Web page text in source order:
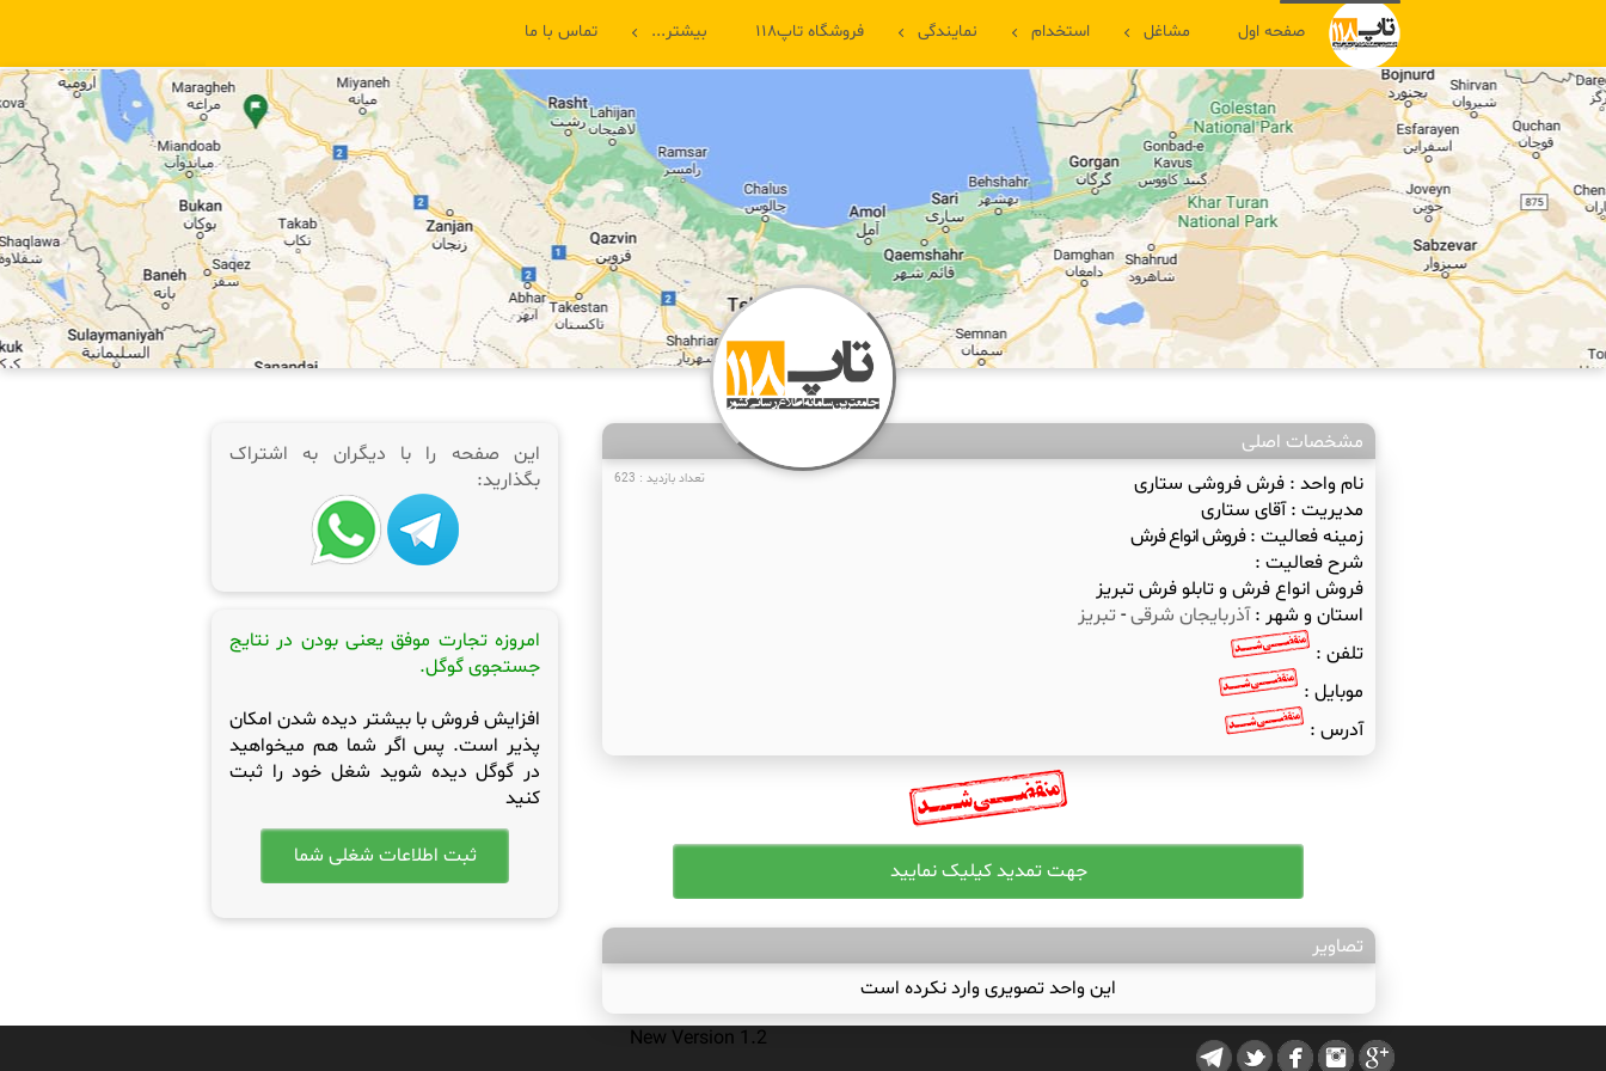
صفحه اول مشاغل استخدام نمایندگی فروشگاه تاپ۱۱۸ بیشتر... تماس با ما
مشخصات اصلی
تعداد بازدید : 623 نام واحد :فرش فروشی ستاری
مدیریت :آقای ستاری
زمینه فعالیت :فروش انواع فرش
شرح فعالیت :
فروش انواع فرش و تابلو فرش تبریز
استان و شهر :آذربایجان شرقی- تبریز
تلفن :
موبایل :
آدرس :
تصاویر
این واحد تصویری وارد نکرده است
این صفحه را با دیگران به اشتراک
بگذارید:
امروزه تجارت موفق یعنی بودن در نتایج
جستجوی گوگل.
افزایش فروش با بیشتر دیده شدن امکان
پذیر است. پس اگر شما هم میخواهید
در گوگل دیده شوید شغل خود را ثبت
کنید
New Version 1.2